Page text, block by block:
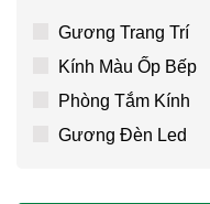
Gương Trang Trí
Kính Màu Ốp Bếp
Phòng Tắm Kính
Gương Đèn Led